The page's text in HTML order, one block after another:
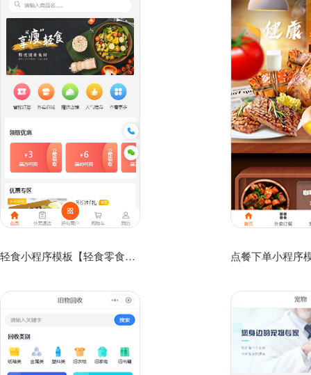
轻食小程序模板【轻食零食微信小程序模板】